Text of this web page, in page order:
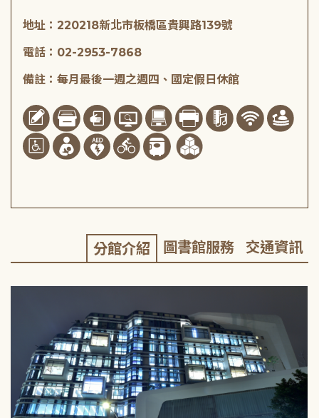
地址：220218新北市板橋區貴興路139號
電話：02-2953-7868
備註：每月最後一週之週四、國定假日休館
分館介紹 圖書館服務 交通資訊